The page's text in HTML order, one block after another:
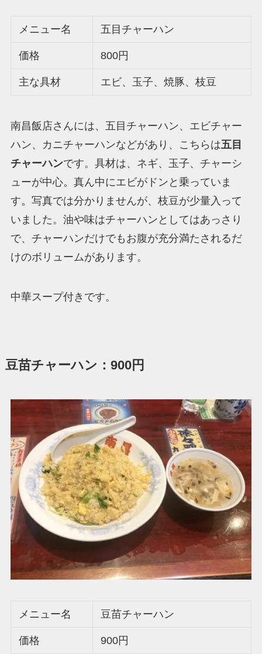
メニュー名 五目チャーハン
価格 800円
主な具材 エビ、玉子、焼豚、枝豆
南昌飯店さんには、五目チャーハン、エビチャー
ハン、カニチャーハンなどがあり、こちらは五目
チャーハンです。具材は、ネギ、玉子、チャーシ
ューが中心。真ん中にエビがドンと乗っていま
す。写真では分かりませんが、枝豆が少量入って
いました。油や味はチャーハンとしてはあっさり
で、チャーハンだけでもお腹が充分満たされるだ
けのボリュームがあります。
中華スープ付きです。
豆苗チャーハン：900円
メニュー名 豆苗チャーハン
価格 900円